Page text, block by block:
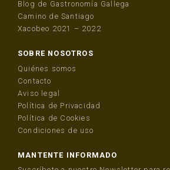
Blog de Gastronomía Gallega
Camino de Santiago
Xacobeo 2021 – 2022
SOBRE NOSOTROS
Quiénes somos
Contacto
Aviso legal
Política de Privacidad
Política de Cookies
Condiciones de uso
MANTENTE INFORMADO